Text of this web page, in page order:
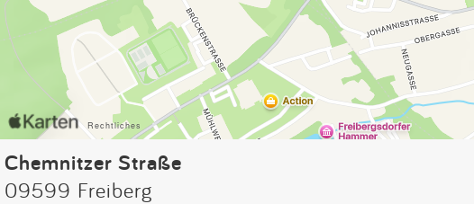
Chemnitzer Straße
09599 Freiberg